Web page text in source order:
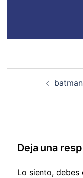
Deja una
Lo siento, debes